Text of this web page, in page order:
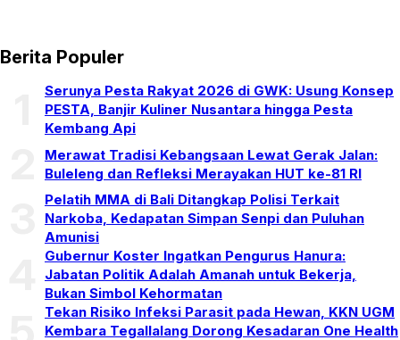
Berita Populer
Serunya Pesta Rakyat 2026 di GWK: Usung Konsep
PESTA, Banjir Kuliner Nusantara hingga Pesta
Kembang Api
Merawat Tradisi Kebangsaan Lewat Gerak Jalan:
Buleleng dan Refleksi Merayakan HUT ke-81 RI
Pelatih MMA di Bali Ditangkap Polisi Terkait
Narkoba, Kedapatan Simpan Senpi dan Puluhan
Amunisi
Gubernur Koster Ingatkan Pengurus Hanura:
Jabatan Politik Adalah Amanah untuk Bekerja,
Bukan Simbol Kehormatan
Tekan Risiko Infeksi Parasit pada Hewan, KKN UGM
Kembara Tegallalang Dorong Kesadaran One Health